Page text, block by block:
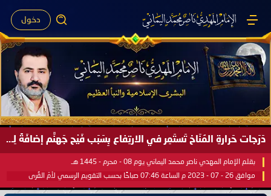
دخول
دَرَجات حَرارةِ المُنَاخ تَستَمِر في الارتِفاع بِسَبَب فَيْح جَهنَّم إضافَةً لِحرارةِ الشَّمس في مُحكَم القُرآن العَظيم ..
بقلم الإمام المهدي ناصر محمد اليماني يوم 08 - محرم - 1445 هـ
موافق 26 - 07 - 2023 م الساعة 07:46 صباحًا بحسب التقويم الرسمي لأمّ القُرى